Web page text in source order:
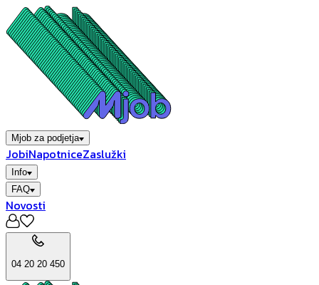
Mjob za podjetja
JobiNapotniceZaslužki
Info
FAQ
Novosti
04 20 20 450